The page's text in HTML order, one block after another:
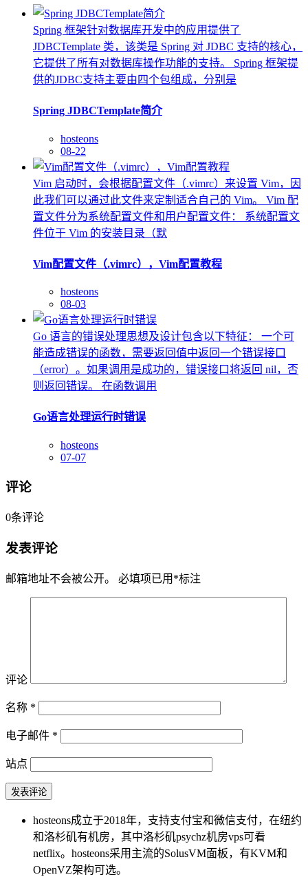
Spring 框架针对数据库开发中的应用提供了
JDBCTemplate 类，该类是 Spring 对 JDBC 支持的核心，
它提供了所有对数据库操作功能的支持。 Spring 框架提
供的JDBC支持主要由四个包组成，分别是
Spring JDBCTemplate简介
hosteons
08-22
Vim 启动时，会根据配置文件（.vimrc）来设置 Vim，因
此我们可以通过此文件来定制适合自己的 Vim。 Vim 配
置文件分为系统配置文件和用户配置文件： 系统配置文
件位于 Vim 的安装目录（默
Vim配置文件（.vimrc），Vim配置教程
hosteons
08-03
Go 语言的错误处理思想及设计包含以下特征： 一个可
能造成错误的函数，需要返回值中返回一个错误接口
（error）。如果调用是成功的，错误接口将返回 nil，否
则返回错误。 在函数调用
Go语言处理运行时错误
hosteons
07-07
评论
0条评论
发表评论
邮箱地址不会被公开。 必填项已用 *标注
评论
名称 *
电子邮件 *
站点
hosteons成立于2018年，支持支付宝和微信支付，在纽约
和洛杉矶有机房，其中洛杉矶psychz机房vps可看
netflix。hosteons采用主流的SolusVM面板，有KVM和
OpenVZ架构可选。